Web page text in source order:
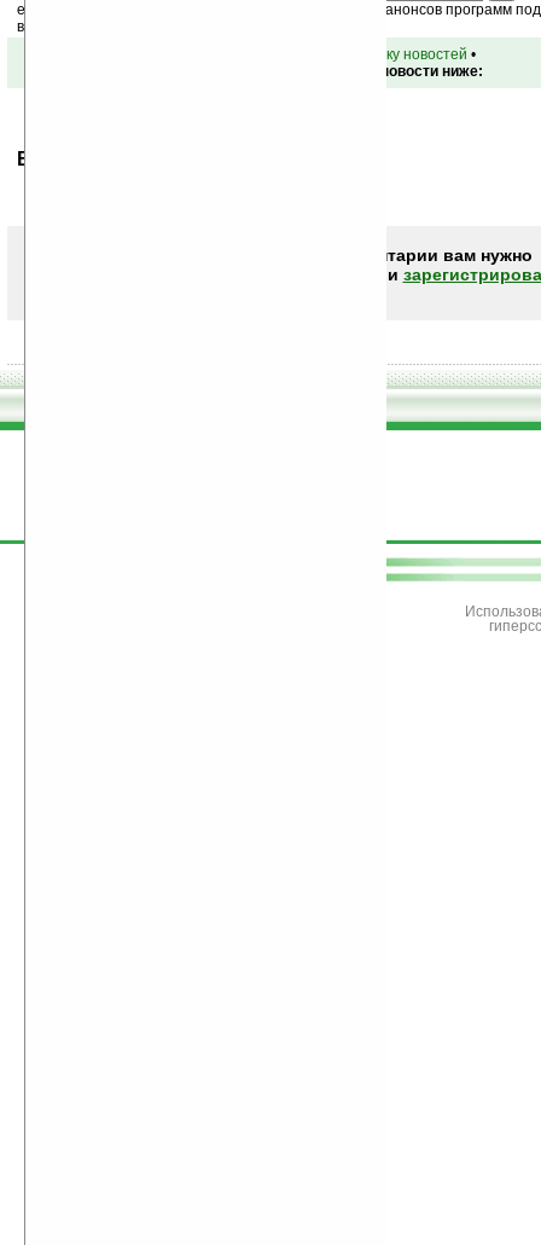
ежедневный или еженедельный дайджест новостей, анонсов программ
ваш почтовый ящик.
вернуться к списку новостей •
Обсуждение этой новости ниже:
Ваше мнение будет первым.
Чтобы писать комментарии вам нужно
или